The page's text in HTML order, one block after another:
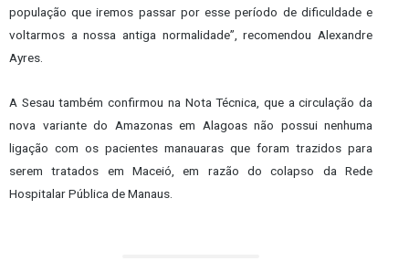
população que iremos passar por esse período de dificuldade e
voltarmos a nossa antiga normalidade”, recomendou Alexandre
Ayres.
A Sesau também confirmou na Nota Técnica, que a circulação da
nova variante do Amazonas em Alagoas não possui nenhuma
ligação com os pacientes manauaras que foram trazidos para
serem tratados em Maceió, em razão do colapso da Rede
Hospitalar Pública de Manaus.